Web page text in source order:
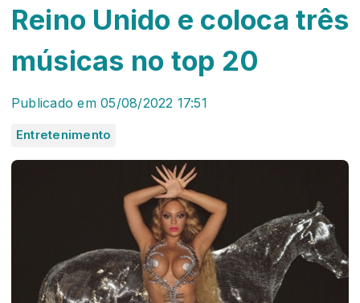
Reino Unido e coloca três
músicas no top 20
Publicado em 05/08/2022 17:51
Entretenimento